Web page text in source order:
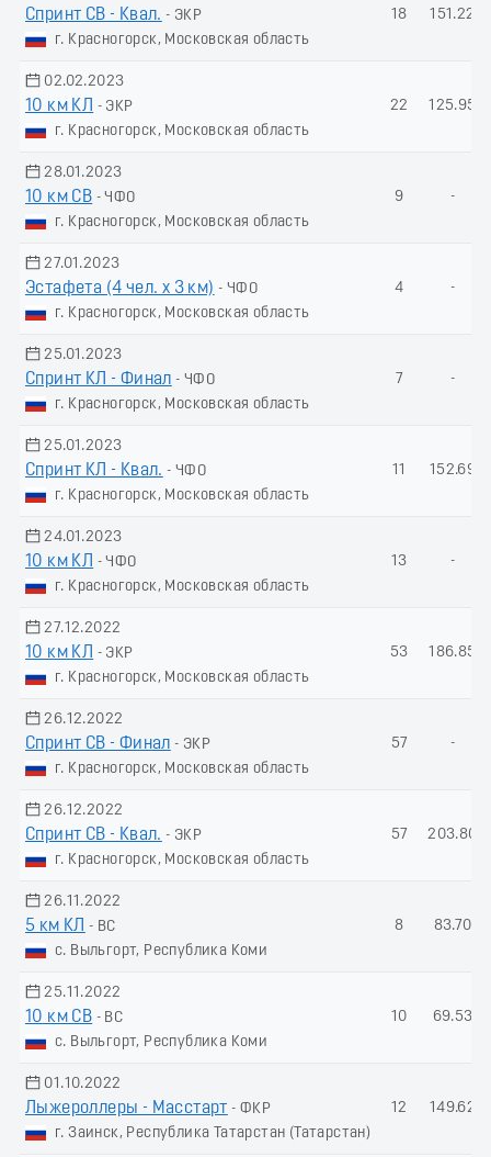
Спринт СВ - Квал. - ЭКР
г. Красногорск, Московская область
18 151.22
02.02.2023
10 км КЛ
- ЭКР
г. Красногорск, Московская область
22 125.95
28.01.2023
10 км СВ - ЧФО
г. Красногорск, Московская область
9 -
27.01.2023
Эстафета (4 чел. х 3 км) - ЧФО
г. Красногорск, Московская область
4 -
25.01.2023
Спринт КЛ - Финал - ЧФО
г. Красногорск, Московская область
7 -
25.01.2023
Спринт КЛ - Квал. - ЧФО
г. Красногорск, Московская область
11 152.69
24.01.2023
10 км КЛ
- ЧФО
г. Красногорск, Московская область
13 -
27.12.2022
10 км КЛ
- ЭКР
г. Красногорск, Московская область
53 186.85
26.12.2022
Спринт СВ - Финал - ЭКР
г. Красногорск, Московская область
57 -
26.12.2022
Спринт СВ - Квал. - ЭКР
г. Красногорск, Московская область
57 203.80
26.11.2022
5 км КЛ
- ВС
с. Выльгорт, Республика Коми
8 83.70
25.11.2022
10 км СВ - ВС
с. Выльгорт, Республика Коми
10 69.53
01.10.2022
Лыжероллеры - Масстарт - ФКР
г. Заинск, Республика Татарстан (Татарстан)
12 149.62